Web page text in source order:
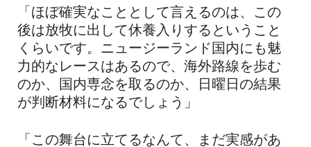
「ほぼ確実なこととして言えるのは、この
後は放牧に出して休養入りするということ
くらいです。ニュージーランド国内にも魅
力的なレースはあるので、海外路線を歩む
のか、国内専念を取るのか、日曜日の結果
が判断材料になるでしょう」
「この舞台に立てるなんて、まだ実感があ